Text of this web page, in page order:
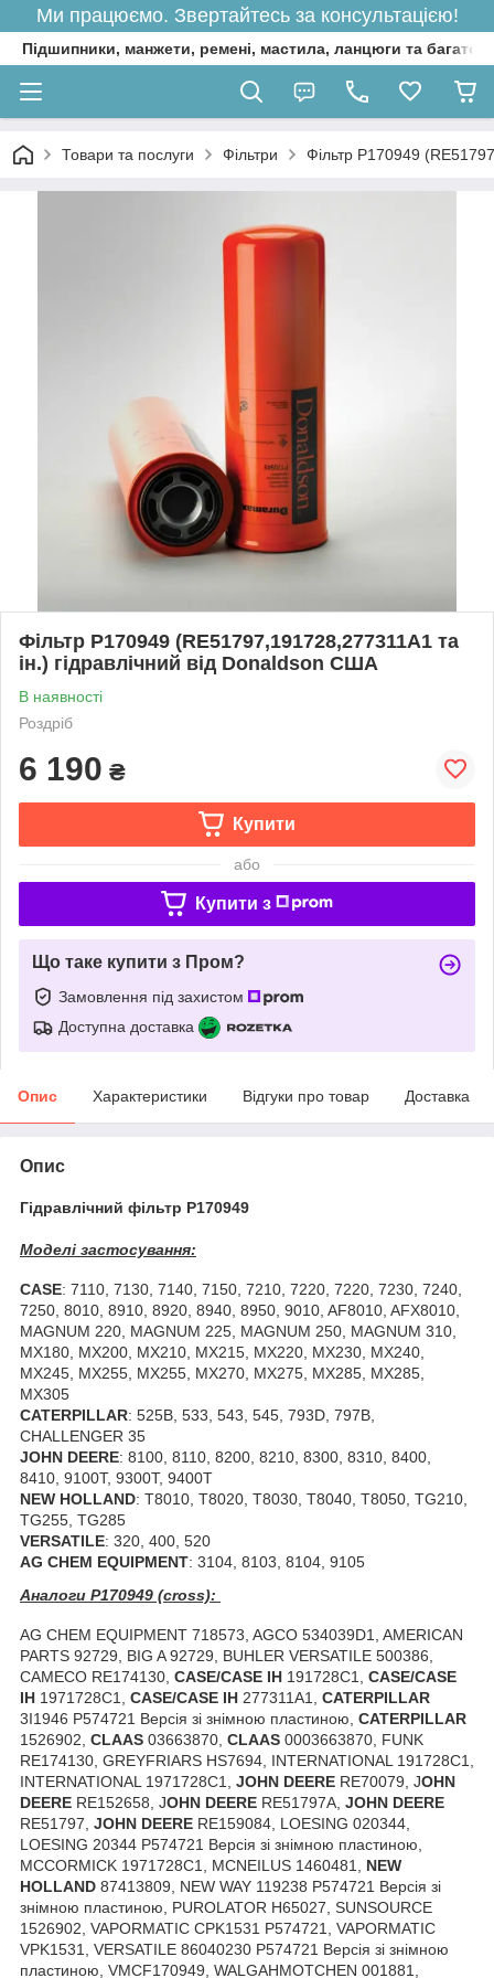
Ми працюємо. Звертайтесь за консультацією!
Підшипники, манжети, ремені, мастила, ланцюги та багато
Товари та послуги Фільтри Фільтр P170949
Фільтр P170949 (RE51797,191728,277311A1 та
ін.) гідравлічний від Donaldson США
В наявності
Роздріб
6 190 ₴
Купити
або
Купити з
Що таке купити з Пром?
Замовлення під захистом
Доступна доставка
Опис Характеристики Відгуки про товар Доставка
Опис
Гідравлічний фільтр P170949
Моделі застосування:
CASE: 7110, 7130, 7140, 7150, 7210, 7220, 7220, 7230, 7240,
7250, 8010, 8910, 8920, 8940, 8950, 9010, AF8010, AFX8010,
MAGNUM 220, MAGNUM 225, MAGNUM 250, MAGNUM 310,
MX180, MX200, MX210, MX215, MX220, MX230, MX240,
MX245, MX255, MX255, MX270, MX275, MX285, MX285,
MX305
CATERPILLAR: 525B, 533, 543, 545, 793D, 797B,
CHALLENGER 35
JOHN DEERE: 8100, 8110, 8200, 8210, 8300, 8310, 8400,
8410, 9100T, 9300T, 9400T
NEW HOLLAND: T8010, T8020, T8030, T8040, T8050, TG210,
TG255, TG285
VERSATILE: 320, 400, 520
AG CHEM EQUIPMENT: 3104, 8103, 8104, 9105
Аналоги P170949 (cross):
AG CHEM EQUIPMENT 718573, AGCO 534039D1, AMERICAN
PARTS 92729, BIG A 92729, BUHLER VERSATILE 500386,
CAMECO RE174130, CASE/CASE IH 191728C1,
CASE/CASE
IH 1971728C1, CASE/CASE IH 277311A1, CATERPILLAR
3I1946 P574721 Версія зі знімною пластиною, CATERPILLAR
1526902, CLAAS 03663870, CLAAS 0003663870, FUNK
RE174130, GREYFRIARS HS7694, INTERNATIONAL 191728C1,
INTERNATIONAL 1971728C1, JOHN DEERE RE70079, JOHN
DEERE RE152658, JOHN DEERE RE51797A, JOHN DEERE
RE51797, JOHN DEERE RE159084, LOESING 020344,
LOESING 20344 P574721 Версія зі знімною пластиною,
MCCORMICK 1971728C1, MCNEILUS 1460481, NEW
HOLLAND 87413809, NEW WAY 119238 P574721 Версія зі
знімною пластиною, PUROLATOR H65027, SUNSOURCE
1526902, VAPORMATIC CPK1531 P574721, VAPORMATIC
VPK1531, VERSATILE 86040230 P574721 Версія зі знімною
пластиною, VMCF170949, WALGAHMOTCHEN 001881,